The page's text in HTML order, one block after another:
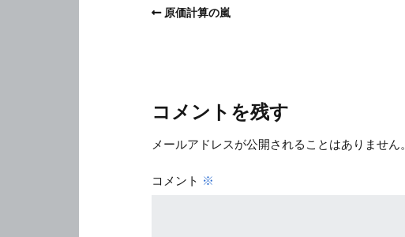
原価計算の嵐
コメントを残す
メールアドレスが公開されることはありません。
コメント ※